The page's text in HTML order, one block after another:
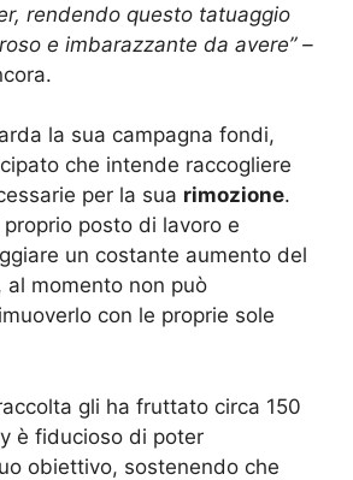
rendendo questo tatuaggio
e imbarazzante da avere” –
la sua campagna fondi,
che intende raccogliere
per la sua rimozione.
posto di lavoro e
un costante aumento del
al momento non può
con le proprie sole
gli ha fruttato circa 150
è fiducioso di poter
obiettivo, sostenendo che